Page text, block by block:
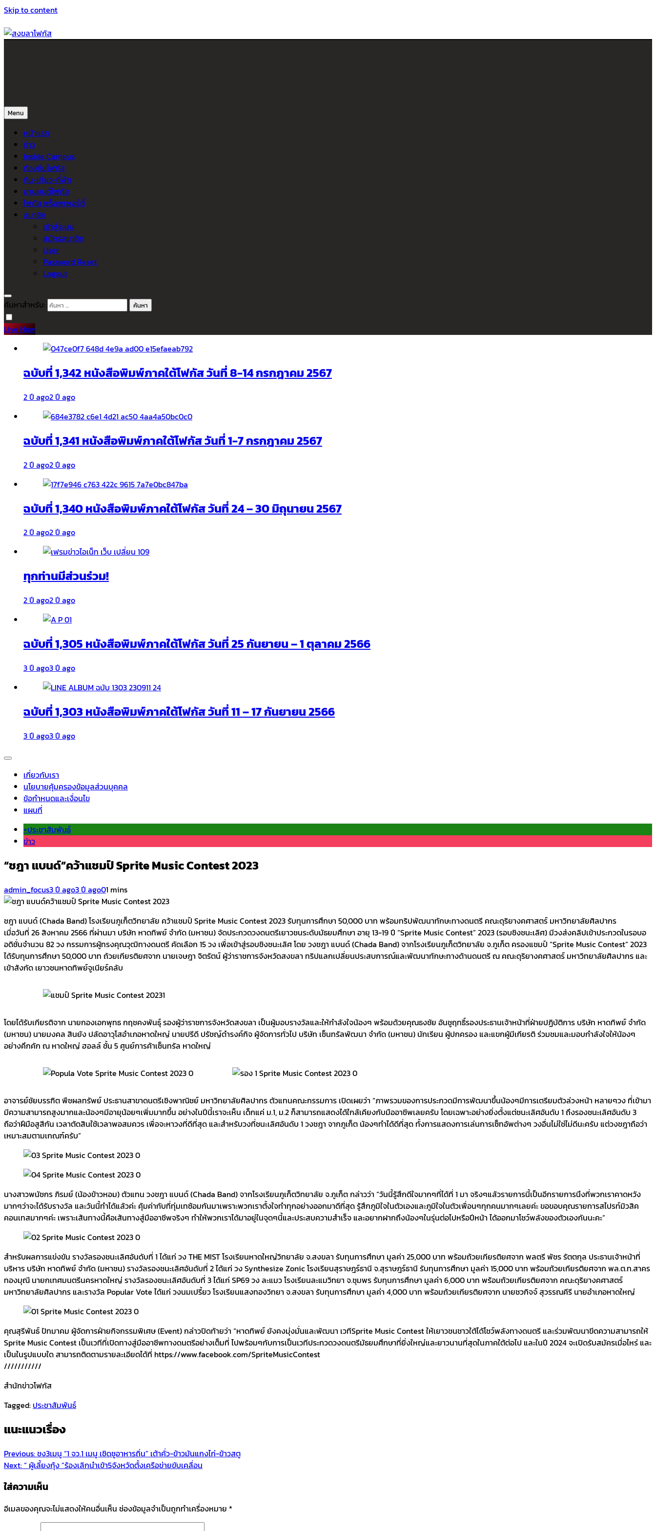
Skip to content
Menu
หน้าแรก
ข่าว
Inside Campus
ท้องถิ่นโฟกัส
กิน-เที่ยว-ที่พัก
ยานยนต์โฟกัส
โฟกัส พร็อพเพอร์ตี้
สมาชิก
เข้าสู่ระบบ
สมัครสมาชิก
User
Password Reset
Logout
ค้นหาสำหรับ:
Live Now
ฉบับที่ 1,342 หนังสือพิมพ์ภาคใต้โฟกัส วันที่ 8-14 กรกฎาคม 2567
2 ปี ago2 ปี ago
ฉบับที่ 1,341 หนังสือพิมพ์ภาคใต้โฟกัส วันที่ 1-7 กรกฎาคม 2567
2 ปี ago2 ปี ago
ฉบับที่ 1,340 หนังสือพิมพ์ภาคใต้โฟกัส วันที่ 24 – 30 มิถุนายน 2567
2 ปี ago2 ปี ago
ทุกท่านมีส่วนร่วม!
2 ปี ago2 ปี ago
ฉบับที่ 1,305 หนังสือพิมพ์ภาคใต้โฟกัส วันที่ 25 กันยายน – 1 ตุลาคม 2566
3 ปี ago3 ปี ago
ฉบับที่ 1,303 หนังสือพิมพ์ภาคใต้โฟกัส วันที่ 11 – 17 กันยายน 2566
3 ปี ago3 ปี ago
เกี่ยวกับเรา
นโยบายคุ้มครองข้อมูลส่วนบุคคล
ข้อกำหนดและเงื่อนไข
แผนที่
+ประชาสัมพันธ์
ข่าว
“ชฎา แบนด์”คว้าแชมป์ Sprite Music Contest 2023
admin_focus3 ปี ago3 ปี ago01 mins
ชฎา แบนด์ (Chada Band) โรงเรียนภูเก็ตวิทยาลัย คว้าแชมป์ Sprite Music Contest 2023 รับทุนการศึกษา 50,000 บาท พร้อมทริปพัฒนาทักษะทางดนตรี คณะดุริยางคศาสตร์ มหาวิทยาลัยศิลปากร
เมื่อวันที่ 26 สิงหาคม 2566 ที่ผ่านมา บริษัท หาดทิพย์ จำกัด (มหาชน) จัดประกวดวงดนตรีเยาวชนระดับมัธยมศึกษา อายุ 13-19 ปี “Sprite Music Contest” 2023 (รอบชิงชนะเลิศ) มีวงส่งคลิปเข้าประกวดในรอบอ
อดิชั่นจำนวน 82 วง กรรมการผู้ทรงคุณวุฒิทางดนตรี คัดเลือก 15 วง เพื่อเข้าสู่รอบชิงชนะเลิศ โดย วงชฎา แบนด์ (Chada Band) จากโรงเรียนภูเก็ตวิทยาลัย จ.ภูเก็ต ครองแชมป์ “Sprite Music Contest” 2023
ได้รับทุนการศึกษา 50,000 บาท ถ้วยเกียรติยศจาก นายเจษฎา จิตรัตน์ ผู้ว่าราชการจังหวัดสงขลา ทริปแลกเปลี่ยนประสบการณ์และพัฒนาทักษะทางด้านดนตรี ณ คณะดุริยางคศาสตร์ มหาวิทยาลัยศิลปากร และ
เข้าสังกัด เยาวชนหาดทิพย์จูเนียร์คลับ
โดยได้รับเกียรติจาก นายกองเอกพุทธ กฤชคงพันธุ์ รองผู้ว่าราชการจังหวัดสงขลา เป็นผู้มอบรางวัลและให้กำลังใจน้องๆ พร้อมด้วยคุณธงชัย อันชูฤทธิ์รองประธานเจ้าหน้าที่ฝ่ายปฏิบัติการ บริษัท หาดทิพย์ จำกัด
(มหาชน) นายมงคล สินยัง ปลัดอาวุโสอำเภอหาดใหญ่ นายปรีดี ปรัชญ์ดำรงค์กิจ ผู้จัดการทั่วไป บริษัท เซ็นทรัลพัฒนา จำกัด (มหาชน) นักเรียน ผู้ปกครอง และแขกผู้มีเกียรติ ร่วมชมและมอบกำลังใจให้น้องๆ
อย่างคึกคัก ณ หาดใหญ่ ฮอลล์ ชั้น 5 ศูนย์การค้าเซ็นทรัล หาดใหญ่
อาจารย์ชัยบรรฑิต พืชผลทรัพย์ ประธานสาขาดนตรีเชิงพาณิชย์ มหาวิทยาลัยศิลปากร ตัวแทนคณะกรรมการ เปิดเผยว่า “ภาพรวมของการประกวดมีการพัฒนาขึ้นน้องๆมีการเตรียมตัวล่วงหน้า หลายๆวง ที่เข้ามา
มีความสามารถสูงมากและน้องๆมีอายุน้อยๆเพิ่มมากขึ้น อย่างในปีนี้เราจะเห็น เด็กแค่ ม.1, ม.2 ก็สามารถแสดงได้ใกล้เคียงกับมืออาชีพเลยครับ โดยเฉพาะอย่างยิ่งตั้งแต่ชนะเลิศอันดับ 1 ถึงรองชนะเลิศอันดับ 3
ถือว่าฝีมือสูสีกัน เวลาตัดสินใช้เวลาพอสมควร เพื่อจะหาวงที่ดีที่สุด และสำหรับวงที่ชนะเลิศอันดับ 1 วงชฎา จากภูเก็ต น้องๆทำได้ดีที่สุด ทั้งการแสดงการเล่นการเซ็ทอัพต่างๆ วงอื่นไม่ใช่ไม่ดีนะครับ แต่วงชฎาถือว่า
เหมาะสมตามเกณฑ์ครับ”
นางสาวพนัชกร ภิรมย์ (น้องข้าวหอม) ตัวแทน วงชฎา แบนด์ (Chada Band) จากโรงเรียนภูเก็ตวิทยาลัย จ.ภูเก็ต กล่าวว่า “วันนี้รู้สึกดีใจมากๆที่ได้ที่ 1 มา จริงๆแล้วรายการนี้เป็นอีกรายการนึงที่พวกเราคาดหวัง
มากๆว่าจะได้รับรางวัล และวันนี้ทำได้แล้วค่ะ คุ้มค่ากับที่ทุ่มเทซ้อมกันมาเพราะพวกเราตั้งใจทำทุกอย่างออกมาดีที่สุด รู้สึกภูมิใจในตัวเองและภูมิใจในตัวเพื่อนๆทุกคนมากๆเลยค่ะ ขอขอบคุณรายการสไปรท์มิวสิค
คอนเทสมากๆค่ะ เพราะเส้นทางนี้คือเส้นทางสู่มืออาชีพจริงๆ ทำให้พวกเราได้มาอยู่ในจุดๆนี้และประสบความสำเร็จ และอยากฝากถึงน้องๆในรุ่นต่อไปหรือปีหน้า ได้ออกมาโชว์พลังของตัวเองกันนะคะ”
สำหรับผลการแข่งขัน รางวัลรองชนะเลิศอันดับที่ 1 ได้แก่ วง THE MIST โรงเรียนหาดใหญ่วิทยาลัย จ.สงขลา รับทุนการศึกษา มูลค่า 25,000 บาท พร้อมถ้วยเกียรติยศจาก พลตรี พัชร รัตตกุล ประธานเจ้าหน้าที่
บริหาร บริษัท หาดทิพย์ จำกัด (มหาชน) รางวัลรองชนะเลิศอันดับที่ 2 ได้แก่ วง Synthesize Zonic โรงเรียนสุราษฎร์ธานี จ.สุราษฎร์ธานี รับทุนการศึกษา มูลค่า 15,000 บาท พร้อมถ้วยเกียรติยศจาก พล.ต.ท.สาคร
ทองมุณี นายกเทศมนตรีนครหาดใหญ่ รางวัลรองชนะเลิศอันดับที่ 3 ได้แก่ SP69 วง ละแมว โรงเรียนละแมวิทยา จ.ชุมพร รับทุนการศึกษา มูลค่า 6,000 บาท พร้อมถ้วยเกียรติยศจาก คณะดุริยางคศาสตร์
มหาวิทยาลัยศิลปากร และรางวัล Popular Vote ได้แก่ วงนมเปรี้ยว โรงเรียนแสงทองวิทยา จ.สงขลา รับทุนการศึกษา มูลค่า 4,000 บาท พร้อมถ้วยเกียรติยศจาก นายชวกิจจ์ สุวรรณคีรี นายอำเภอหาดใหญ่
คุณสุรีพันธ์ ปัทมาคม ผู้จัดการฝ่ายกิจกรรมพิเศษ (Event) กล่าวปิดท้ายว่า “หาดทิพย์ ยังคงมุ่งมั่นและพัฒนา เวทีSprite Music Contest ให้เยาวชนชาวใต้ได้โชว์พลังทางดนตรี และร่วมพัฒนาขีดความสามารถให้
Sprite Music Contest เป็นเวทีที่เปิดทางสู่มืออาชีพทางดนตรีอย่างเต็มที่ ไปพร้อมๆกับการเป็นเวทีประกวดวงดนตรีมัธยมศึกษาที่ยิ่งใหญ่และยาวนานที่สุดในภาคใต้ต่อไป และในปี 2024 จะเปิดรับสมัครเมื่อไหร่ และ
เป็นในรูปแบบใด สามารถติดตามรายละเอียดได้ที่ https://www.facebook.com/SpriteMusicContest
///////////
สำนักข่าวโฟกัส
Tagged: ประชาสัมพันธ์
แนะแนวเรื่อง
Previous:ชง3เมนู “1 จว.1 เมนู เชิดชูอาหารถิ่น” เต้าคั่ว-ข้าวมันแกงไก่-ข้าวสตู
Next:“ ผู้เลี้ยงกุ้ง ”ร้องเลิกนำเข้า5จังหวัดตั้งเครือข่ายขับเคลื่อน
ใส่ความเห็น
อีเมลของคุณจะไม่แสดงให้คนอื่นเห็น ช่องข้อมูลจำเป็นถูกทำเครื่องหมาย *